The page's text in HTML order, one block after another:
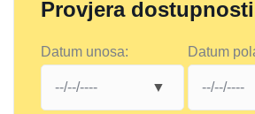
Provjera dostupnosti
Datum unosa: Datum